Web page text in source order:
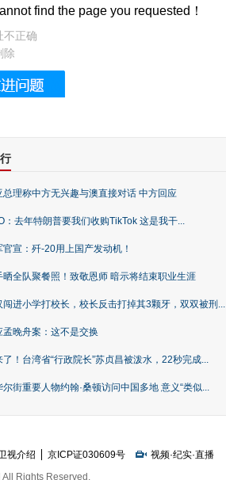
的紫禁城
find the page you requested！
不正确
除
总理称中方无兴趣与澳直接对话 中方回应
：去年特朗普要我们收购TikTok 这是我干...
官宣：歼-20用上国产发动机！
晒全队聚餐照！致敬恩师 暗示将结束职业生涯
闯进小学打校长，校长反击打掉其3颗牙，双双被刑...
孟晚舟案：这不是交换
了！台湾省“行政院长”苏贞昌被泼水，22秒完成...
尔街重要人物约翰·桑顿访问中国多地 意义“类似...
视介绍 京ICP证030609号 视频·纪实·直播
Rights Reserved.